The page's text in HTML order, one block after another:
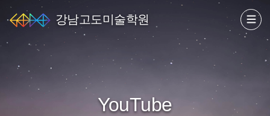
강남고도미술학원
YouTube